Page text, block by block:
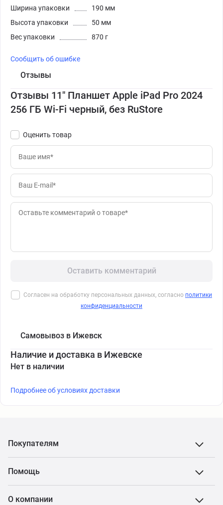
Ширина упаковки
190 мм
Высота упаковки
50 мм
Вес упаковки
870 г
Сообщить об ошибке
Отзывы
Отзывы 11" Планшет Apple iPad Pro 2024
256 ГБ Wi-Fi черный, без RuStore
Оценить товар
Оставить комментарий
Согласен на обработку персональных данных, согласно политики
конфиденциальности
Самовывоз в Ижевск
Наличие и доставка в Ижевске
Нет в наличии
Подробнее об условиях доставки
Покупателям
Помощь
О компании